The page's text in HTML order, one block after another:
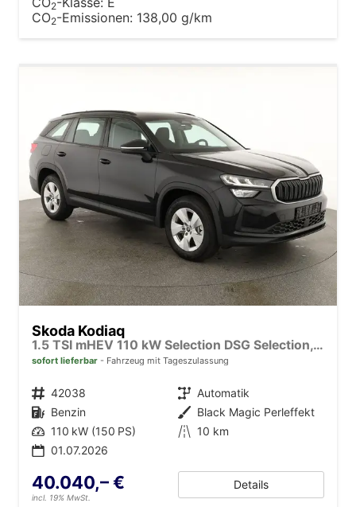
2
CO2-Emissionen: 138,00 g/km
Skoda Kodiaq
1.5 TSI mHEV 110 kW Selection DSG Selection, AHK, Navi, Side, Kamera, Winter, 4 J.- Garantie
sofort lieferbar Fahrzeug mit Tageszulassung
Fahrzeugnr. 42038 Getriebe Automatik
Kraftstoff Benzin Außenfarbe Black Magic Perleffekt
Leistung 110 kW (150 PS) Kilometerstand 10 km
01.07.2026
40.040,– €
incl. 19% MwSt.
Details